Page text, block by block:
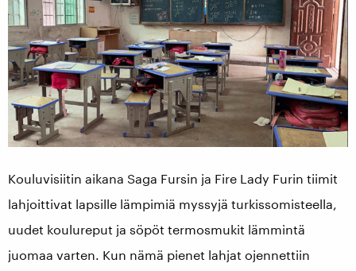
Kouluvisiitin aikana Saga Fursin ja Fire Lady Furin tiimit
lahjoittivat lapsille lämpimiä myssyjä turkissomisteella,
uudet koulureput ja söpöt termosmukit lämmintä
juomaa varten. Kun nämä pienet lahjat ojennettiin